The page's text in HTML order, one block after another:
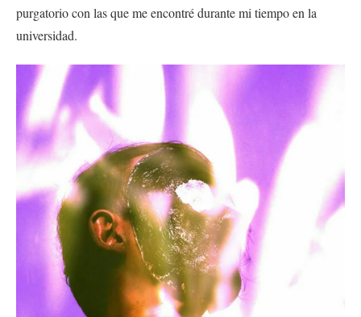
purgatorio con las que me encontré durante mi tiempo en la
universidad.